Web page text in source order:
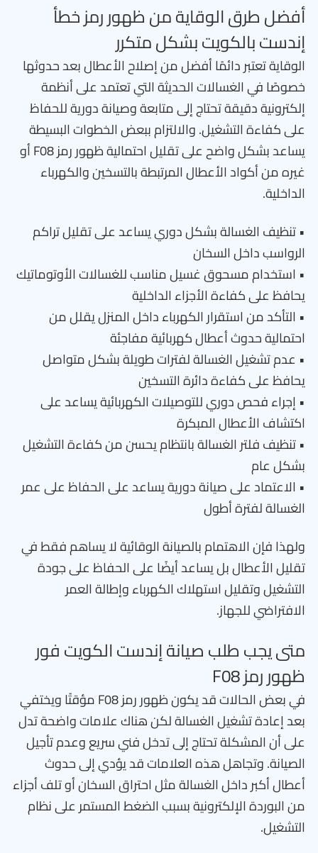
أفضل طرق الوقاية من ظهور رمز خطأ
إندست بالكويت بشكل متكرر
الوقاية تعتبر دائمًا أفضل من إصلاح الأعطال بعد حدوثها
خصوصًا في الغسالات الحديثة التي تعتمد على أنظمة
إلكترونية دقيقة تحتاج إلى متابعة وصيانة دورية للحفاظ
على كفاءة التشغيل. والالتزام ببعض الخطوات البسيطة
يساعد بشكل واضح على تقليل احتمالية ظهور رمز F08 أو
غيره من أكواد الأعطال المرتبطة بالتسخين والكهرباء
الداخلية.
• تنظيف الغسالة بشكل دوري يساعد على تقليل تراكم
الرواسب داخل السخان
• استخدام مسحوق غسيل مناسب للغسالات الأوتوماتيك
يحافظ على كفاءة الأجزاء الداخلية
• التأكد من استقرار الكهرباء داخل المنزل يقلل من
احتمالية حدوث أعطال كهربائية مفاجئة
• عدم تشغيل الغسالة لفترات طويلة بشكل متواصل
يحافظ على كفاءة دائرة التسخين
• إجراء فحص دوري للتوصيلات الكهربائية يساعد على
اكتشاف الأعطال المبكرة
• تنظيف فلتر الغسالة بانتظام يحسن من كفاءة التشغيل
بشكل عام
• الاعتماد على صيانة دورية يساعد على الحفاظ على عمر
الغسالة لفترة أطول
ولهذا فإن الاهتمام بالصيانة الوقائية لا يساهم فقط في
تقليل الأعطال بل يساعد أيضًا على الحفاظ على جودة
التشغيل وتقليل استهلاك الكهرباء وإطالة العمر
الافتراضي للجهاز.
متى يجب طلب صيانة إندست الكويت فور
ظهور رمز F08
في بعض الحالات قد يكون ظهور رمز F08 مؤقتًا ويختفي
بعد إعادة تشغيل الغسالة لكن هناك علامات واضحة تدل
على أن المشكلة تحتاج إلى تدخل فني سريع وعدم تأجيل
الصيانة. وتجاهل هذه العلامات قد يؤدي إلى حدوث
أعطال أكبر داخل الغسالة مثل احتراق السخان أو تلف أجزاء
من البوردة الإلكترونية بسبب الضغط المستمر على نظام
التشغيل.